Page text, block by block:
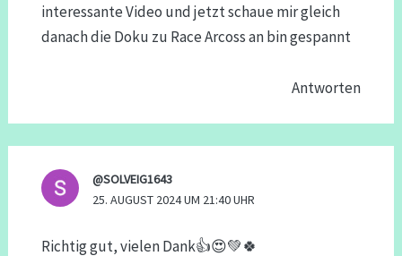
interessante Video und jetzt schaue mir gleich
danach die Doku zu Race Arcoss an bin gespannt
Antworten
@SOLVEIG1643
25. AUGUST 2024 UM 21:40 UHR
Richtig gut, vielen Dank👍😍💚🍀